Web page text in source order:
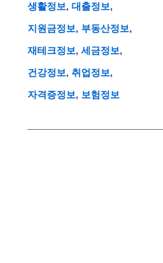
생활정보
대출정보
지원금정보
부동산정보
재테크정보
세금정보
건강정보
취업정보
자격증정보
보험정보